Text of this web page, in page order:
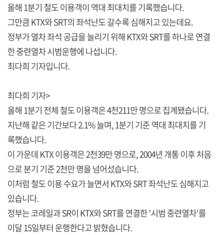
올해 1분기 철도 이용객이 역대 최대치를 기록했습니다.
그만큼 KTX와 SRT의 좌석난도 갈수록 심해지고 있는데요.
정부가 열차 좌석 공급을 늘리기 위해 KTX와 SRT를 하나로 연결
한 중련열차 시범운행에 나섭니다.
최다희 기자입니다.
최다희 기자>
올해 1분기 전체 철도 이용객은 4천211만 명으로 집계됐습니다.
지난해 같은 기간보다 2.1% 늘며, 1분기 기준 역대 최대치를 기
록했습니다.
이 가운데 KTX 이용객은 2천39만 명으로, 2004년 개통 이후 처음
으로 분기 기준 2천만 명을 넘어섰습니다.
이처럼 철도 이용 수요가 늘면서 KTX와 SRT 좌석난도 심해지고
있습니다.
정부는 코레일과 SR이 KTX와 SRT를 연결한 '시범 중련열차'를
이달 15일부터 운행한다고 밝혔습니다.